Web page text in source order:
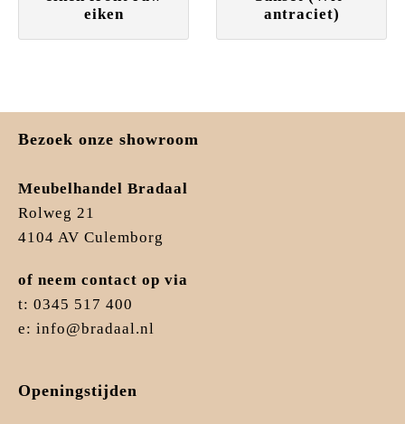
eiken
antraciet)
Bezoek onze showroom
Meubelhandel Bradaal
Rolweg 21
4104 AV Culemborg
of neem contact op via
t: 0345 517 400
e: info@bradaal.nl
Openingstijden